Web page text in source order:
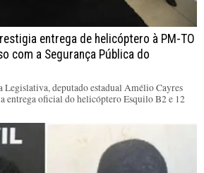
entrega de helicóptero à PM-TO
com a Segurança Pública do
Legislativa, deputado estadual Amélio Cayres
entrega oficial do helicóptero Esquilo B2 e 12